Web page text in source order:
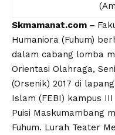
Skmamanat.com –
Humaniora (Fuhum)
dalam cabang lomba
Orientasi Olahraga,
(Orsenik) 2017 di
Islam (FEBI) kampus
Puisi Maskumambang
Fuhum. Lurah Teater